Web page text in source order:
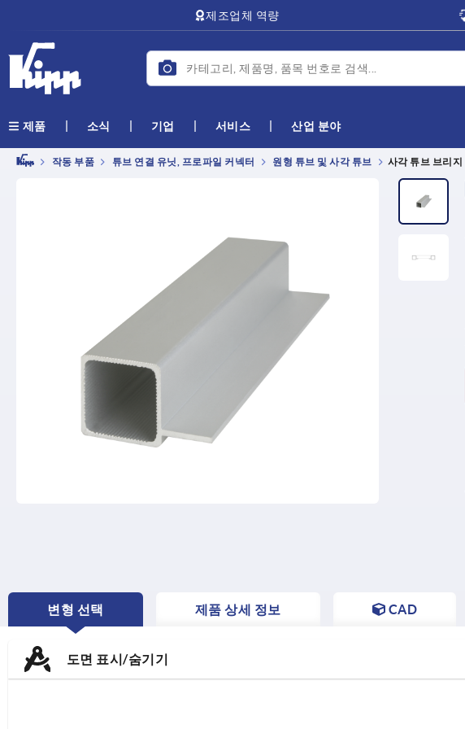
제조업체 역량
제품 소식 기업 서비스 산업 분야
작동 부품 튜브 연결 유닛, 프로파일 커넥터 원형 튜브 및 사각 튜브 사각 튜브 브리지
변형 선택
CURRENT
제품 상세 정보 CAD
도면 표시/숨기기